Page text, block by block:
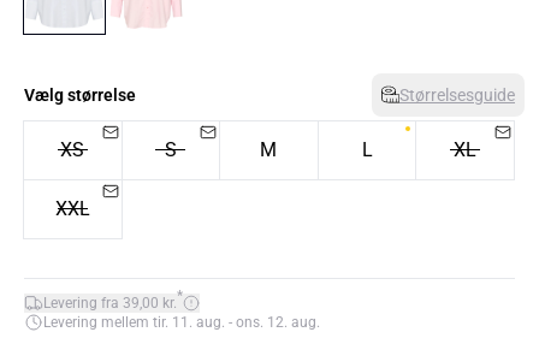
Vælg størrelse Størrelsesguide
XS S M L XL
XXL
Levering fra 39,00 kr.*
Levering mellem tir. 11. aug. - ons. 12. aug.